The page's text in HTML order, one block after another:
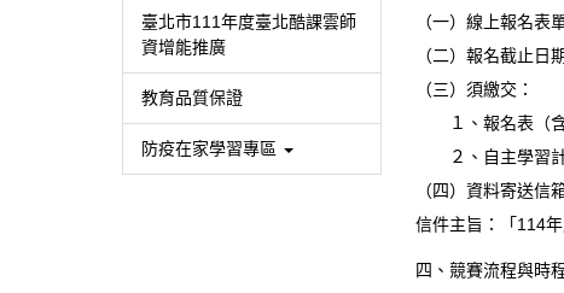
臺北市111年度臺北酷課雲師
資增能推廣
教育品質保證
防疫在家學習專區
（一）線上報名表
（二）報名截止日
（三）須繳交：
１、報名表（含
２、自主學習計
（四）資料寄送信
信件主旨：「114
四、競賽流程與時